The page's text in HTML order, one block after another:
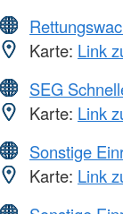
Karte: Link
SEG
Karte: Link
Sonstige
Karte: Link